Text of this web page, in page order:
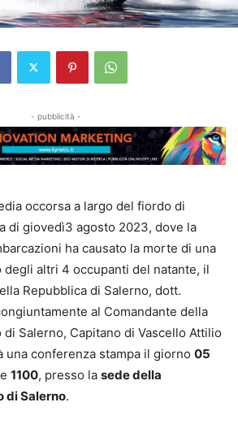
- pubblicità -
occorsa a largo del fiordo di
di giovedì3 agosto 2023, dove la
ha causato la morte di una
altri 4 occupanti del natante, il
Repubblica di Salerno, dott.
al Comandante della
Salerno, Capitano di Vascello Attilio
una conferenza stampa il giorno 05
1100, presso la sede della
di Salerno.